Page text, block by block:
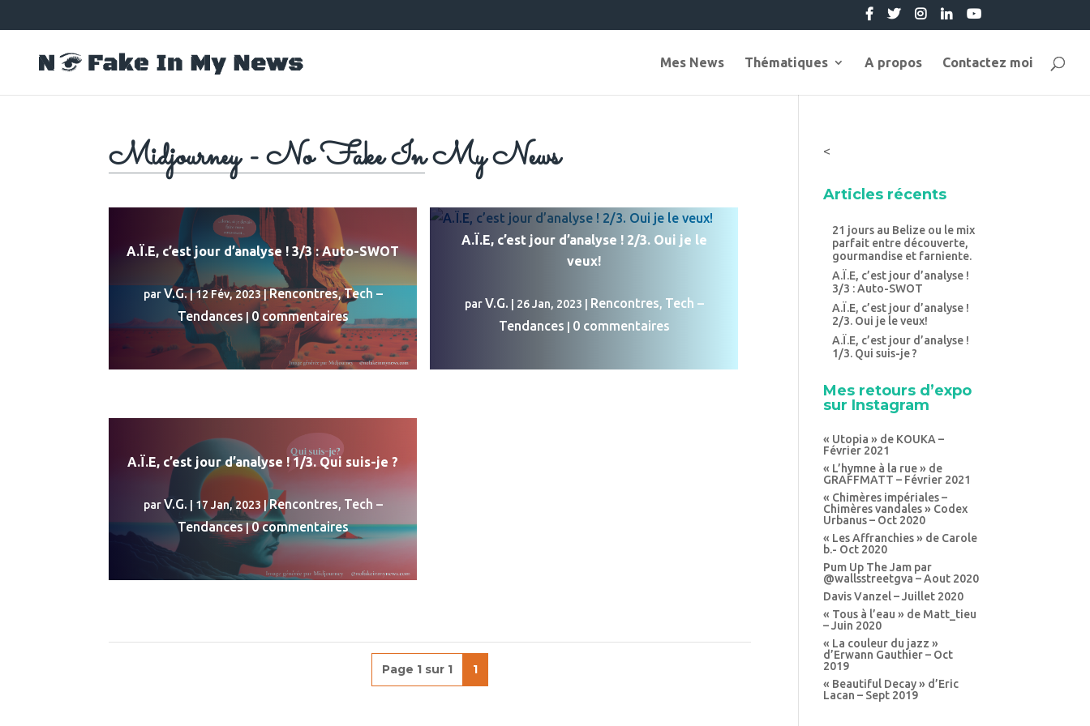
Mes News Thématiques A propos Contactez moi
Midjourney - No Fake In My News
A.Ï.E, c’est jour d’analyse ! 3/3 : Auto-SWOT
parV.G.|12 Fév, 2023|Rencontres,Tech –
Tendances
0 commentaires
A.Ï.E, c’est jour d’analyse ! 2/3. Oui je le
veux!
parV.G. | 26 Jan, 2023 | Rencontres, Tech –
Tendances | 0 commentaires
A.Ï.E, c’est jour d’analyse ! 1/3. Qui suis-je ?
parV.G. 17 Jan, 2023 |Rencontres, Tech –
Tendances|0 commentaires
Page 1 sur 1 1
<
Articles récents
21 jours au Belize ou le mix
parfait entre découverte,
gourmandise et farniente.
A.Ï.E, c’est jour d’analyse !
3/3 : Auto-SWOT
A.Ï.E, c’est jour d’analyse !
2/3. Oui je le veux!
A.Ï.E, c’est jour d’analyse !
1/3. Qui suis-je ?
Mes retours d’expo
sur Instagram
« Utopia » de KOUKA –
Février 2021
« L’hymne à la rue » de
GRAFFMATT – Février 2021
« Chimères impériales –
Chimères vandales » Codex
Urbanus – Oct 2020
« Les Affranchies » de Carole
b.- Oct 2020
Pum Up The Jam par
@wallsstreetgva – Aout 2020
Davis Vanzel – Juillet 2020
« Tous à l’eau » de Matt_tieu
– Juin 2020
« La couleur du jazz »
d’Erwann Gauthier – Oct
2019
« Beautiful Decay » d’Eric
Lacan – Sept 2019